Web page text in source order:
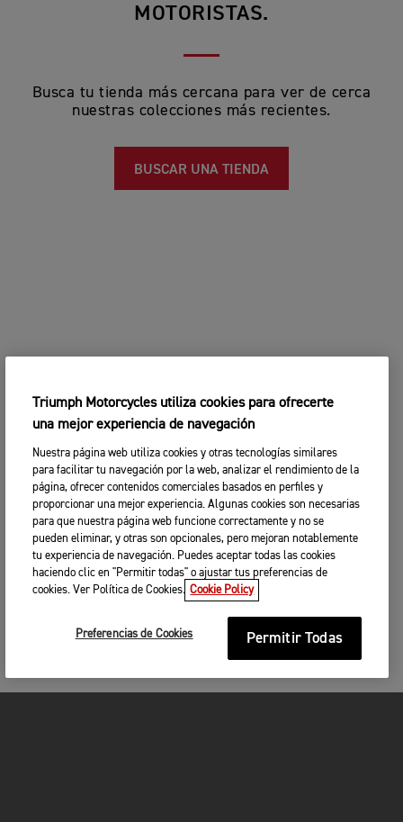
MOTORISTAS.
Busca tu tienda más cercana para ver de cerca
nuestras colecciones más recientes.
BUSCAR UNA TIENDA
Triumph Motorcycles utiliza cookies para ofrecerte
una mejor experiencia de navegación
Nuestra página web utiliza cookies y otras tecnologías similares
para facilitar tu navegación por la web, analizar el rendimiento de la
página, ofrecer contenidos comerciales basados en perfiles y
proporcionar una mejor experiencia. Algunas cookies son necesarias
para que nuestra página web funcione correctamente y no se
pueden eliminar, y otras son opcionales, pero mejoran notablemente
tu experiencia de navegación. Puedes aceptar todas las cookies
haciendo clic en "Permitir todas" o ajustar tus preferencias de
cookies. Ver Política de Cookies. Cookie Policy
Preferencias de Cookies Permitir Todas